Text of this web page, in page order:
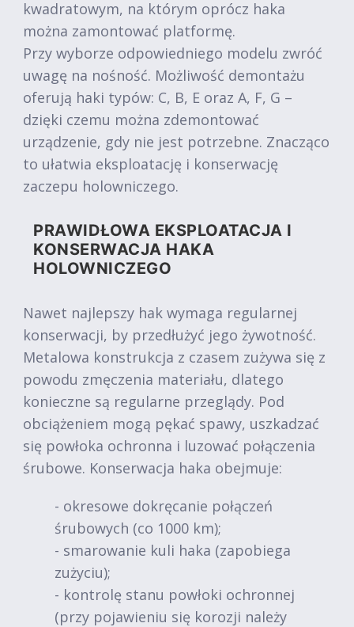
kwadratowym, na którym oprócz haka
można zamontować platformę.
Przy wyborze odpowiedniego modelu zwróć
uwagę na nośność. Możliwość demontażu
oferują haki typów: C, B, E oraz A, F, G –
dzięki czemu można zdemontować
urządzenie, gdy nie jest potrzebne. Znacząco
to ułatwia eksploatację i konserwację
zaczepu holowniczego.
PRAWIDŁOWA EKSPLOATACJA I
KONSERWACJA HAKA
HOLOWNICZEGO
Nawet najlepszy hak wymaga regularnej
konserwacji, by przedłużyć jego żywotność.
Metalowa konstrukcja z czasem zużywa się z
powodu zmęczenia materiału, dlatego
konieczne są regularne przeglądy. Pod
obciążeniem mogą pękać spawy, uszkadzać
się powłoka ochronna i luzować połączenia
śrubowe. Konserwacja haka obejmuje:
- okresowe dokręcanie połączeń
śrubowych (co 1000 km);
- smarowanie kuli haka (zapobiega
zużyciu);
- kontrolę stanu powłoki ochronnej
(przy pojawieniu się korozji należy